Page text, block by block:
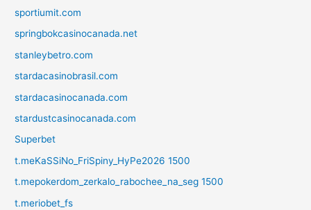
sportiumit.com
springbokcasinocanada.net
stanleybetro.com
stardacasinobrasil.com
stardacasinocanada.com
stardustcasinocanada.com
Superbet
t.meKaSSiNo_FriSpiny_HyPe2026 1500
t.mepokerdom_zerkalo_rabochee_na_seg 1500
t.meriobet_fs